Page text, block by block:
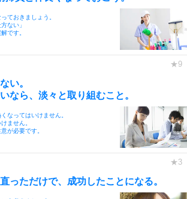
ておきましょう。
ない」
です。
い。
なら、淡々と取り組むこと。
なってはいけません。
ません。
が必要です。
っただけで、成功したことになる。